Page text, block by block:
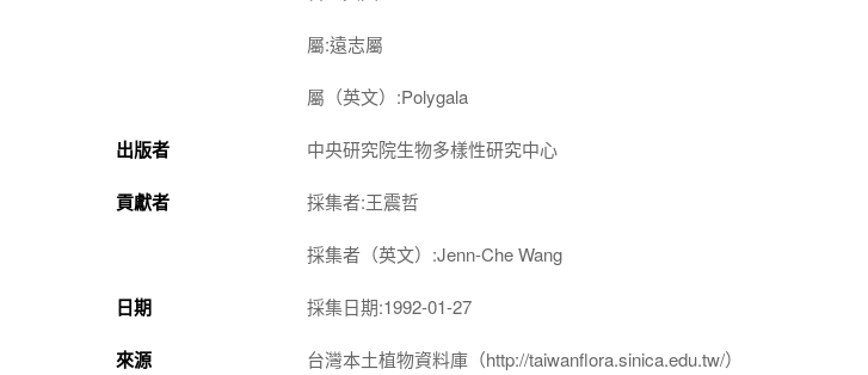
屬:遠志屬
屬（英文）:Polygala
出版者 中央研究院生物多樣性研究中心
貢獻者 採集者:王震哲
採集者（英文）:Jenn-Che Wang
日期 採集日期:1992-01-27
來源 台灣本土植物資料庫（http://taiwanflora.sinica.edu.tw/）